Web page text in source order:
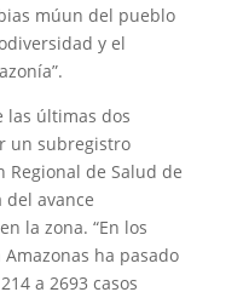
múun del pueblo
y el
las últimas dos
un subregistro
Regional de Salud de
del avance
la zona. “En los
ha pasado
a 2693 casos